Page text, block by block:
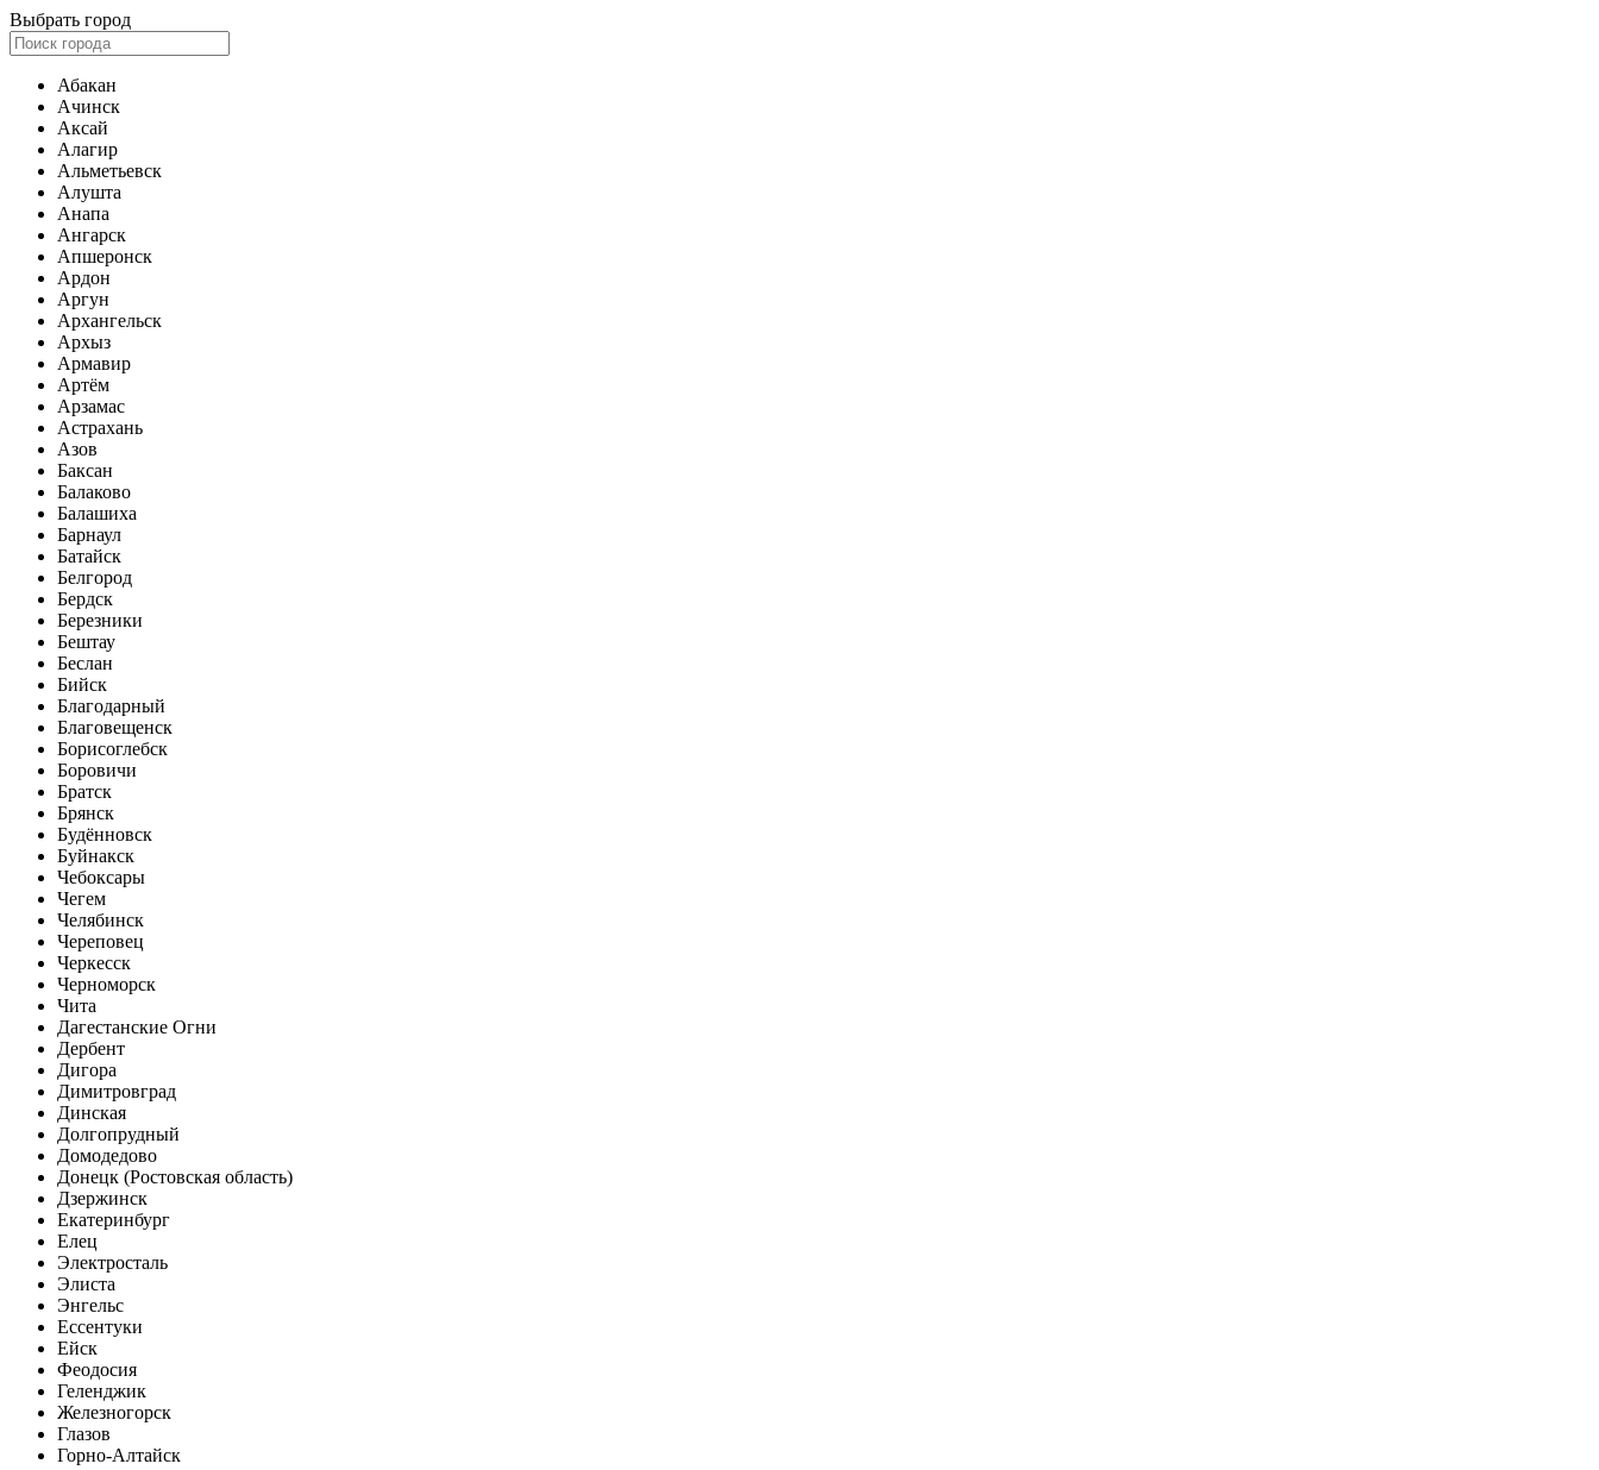
Выбрать город
Абакан
Ачинск
Аксай
Алагир
Альметьевск
Алушта
Анапа
Ангарск
Апшеронск
Ардон
Аргун
Архангельск
Архыз
Армавир
Артём
Арзамас
Астрахань
Азов
Баксан
Балаково
Балашиха
Барнаул
Батайск
Белгород
Бердск
Березники
Бештау
Беслан
Бийск
Благодарный
Благовещенск
Борисоглебск
Боровичи
Братск
Брянск
Будённовск
Буйнакск
Чебоксары
Чегем
Челябинск
Череповец
Черкесск
Черноморск
Чита
Дагестанские Огни
Дербент
Дигора
Димитровград
Динская
Долгопрудный
Домодедово
Донецк (Ростовская область)
Дзержинск
Екатеринбург
Елец
Электросталь
Элиста
Энгельс
Ессентуки
Ейск
Феодосия
Геленджик
Железногорск
Глазов
Горно-Алтайск